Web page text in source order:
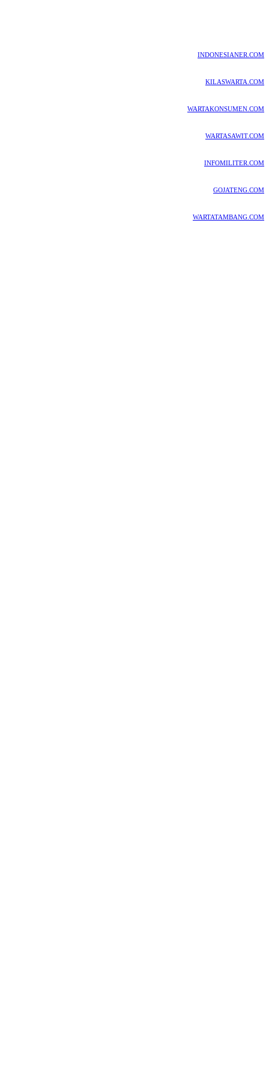
INDONESIANER.COM
KILASWARTA.COM
WARTAKONSUMEN.COM
WARTASAWIT.COM
INFOMILITER.COM
GOJATENG.COM
WARTATAMBANG.COM